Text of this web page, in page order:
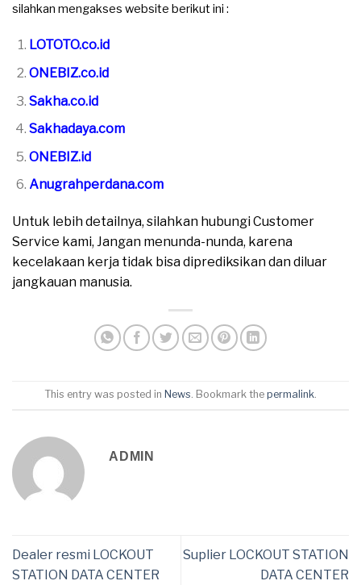
silahkan mengakses website berikut ini :
LOTOTO.co.id
ONEBIZ.co.id
Sakha.co.id
Sakhadaya.com
ONEBIZ.id
Anugrahperdana.com
Untuk lebih detailnya, silahkan hubungi Customer
Service kami, Jangan menunda-nunda, karena
kecelakaan kerja tidak bisa diprediksikan dan diluar
jangkauan manusia.
This entry was posted in News. Bookmark the permalink.
ADMIN
Dealer resmi LOCKOUT
STATION DATA CENTER
Suplier LOCKOUT STATION
DATA CENTER